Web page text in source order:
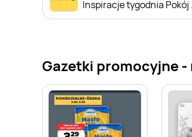
Gazetki promocyjne